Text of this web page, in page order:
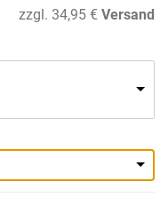
zzgl. 34,95 € Versand